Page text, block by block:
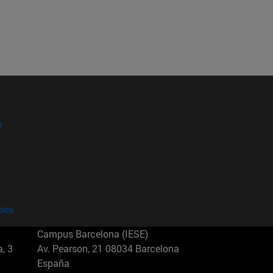
3
Campus Barcelona (IESE)
Av. Pearson, 21 08034 Barcelona
España